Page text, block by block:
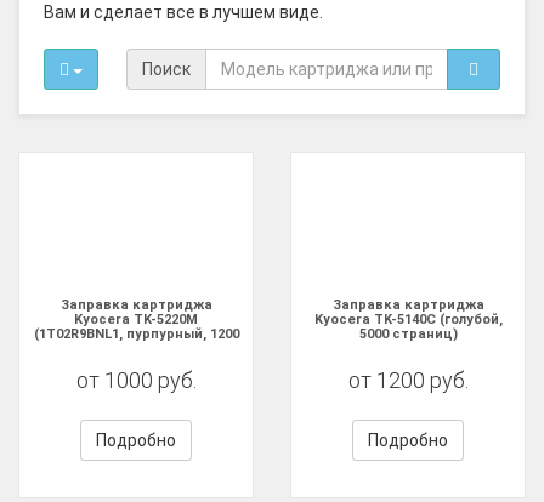
Вам и сделает все в лучшем виде.
Поиск
Заправка картриджа
Kyocera TK-5220M
(1T02R9BNL1, пурпурный, 1200
от 1000 руб.
Подробно
Заправка картриджа
Kyocera TK-5140C (голубой,
5000 страниц)
от 1200 руб.
Подробно